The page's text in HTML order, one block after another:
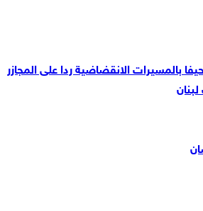
بالمسيرات الانقضاضية ردا على المجازر